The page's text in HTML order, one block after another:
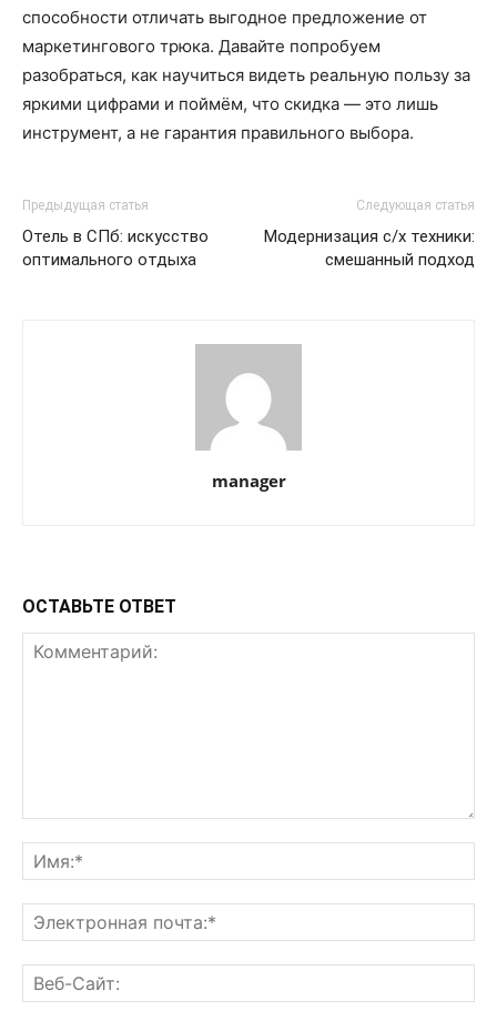
способности отличать выгодное предложение от
маркетингового трюка. Давайте попробуем
разобраться, как научиться видеть реальную пользу за
яркими цифрами и поймём, что скидка — это лишь
инструмент, а не гарантия правильного выбора.
Предыдущая статья
Отель в СПб: искусство
оптимального отдыха
Следующая статья
Модернизация с/х техники:
смешанный подход
manager
ОСТАВЬТЕ ОТВЕТ